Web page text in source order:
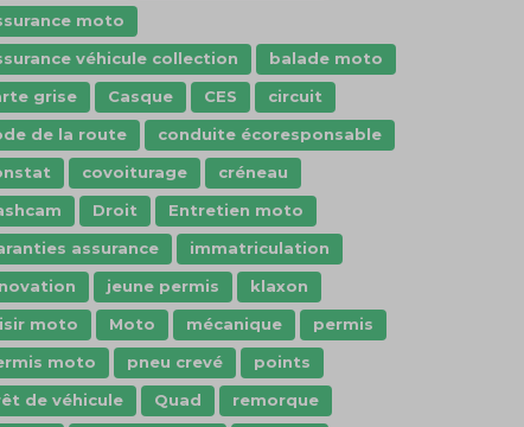
moto
véhicule collection
balade moto
grise
Casque CES
circuit
de la route
conduite écoresponsable
covoiturage
créneau
Droit
Entretien moto
assurance
immatriculation
jeune permis
klaxon
moto
Moto mécanique
permis
moto
pneu crevé
points
de véhicule
Quad
remorque